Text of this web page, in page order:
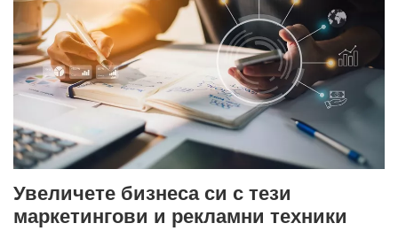
Увеличете бизнеса си с тези
маркетингови и рекламни техники